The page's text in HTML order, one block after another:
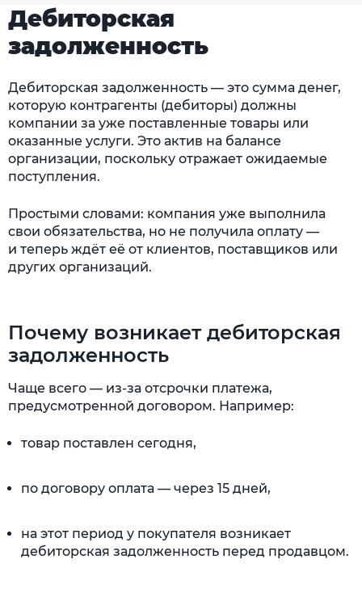
Дебиторская
задолженность
Дебиторская задолженность — это сумма денег,
которую контрагенты (дебиторы) должны
компании за уже поставленные товары или
оказанные услуги. Это актив на балансе
организации, поскольку отражает ожидаемые
поступления.
Простыми словами: компания уже выполнила
свои обязательства, но не получила оплату —
и теперь ждёт её от клиентов, поставщиков или
других организаций.
Почему возникает дебиторская
задолженность
Чаще всего — из-за отсрочки платежа,
предусмотренной договором. Например:
товар поставлен сегодня,
по договору оплата — через 15 дней,
на этот период у покупателя возникает
дебиторская задолженность перед продавцом.